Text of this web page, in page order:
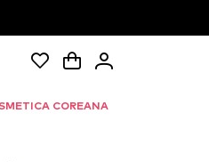
COREANA